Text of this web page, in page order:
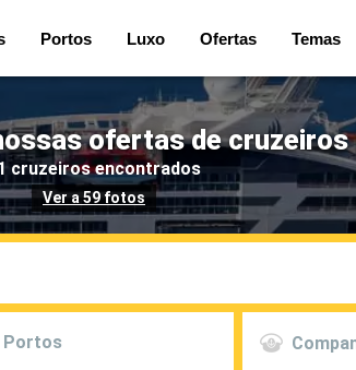
Portos Luxo Ofertas Temas
ofertas de cruzeiros
cruzeiros encontrados
Ver a 59 fotos
Portos